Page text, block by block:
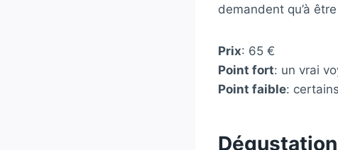
demandent qu’à
Prix: 65 €
Point fort: un vrai
Point faible: